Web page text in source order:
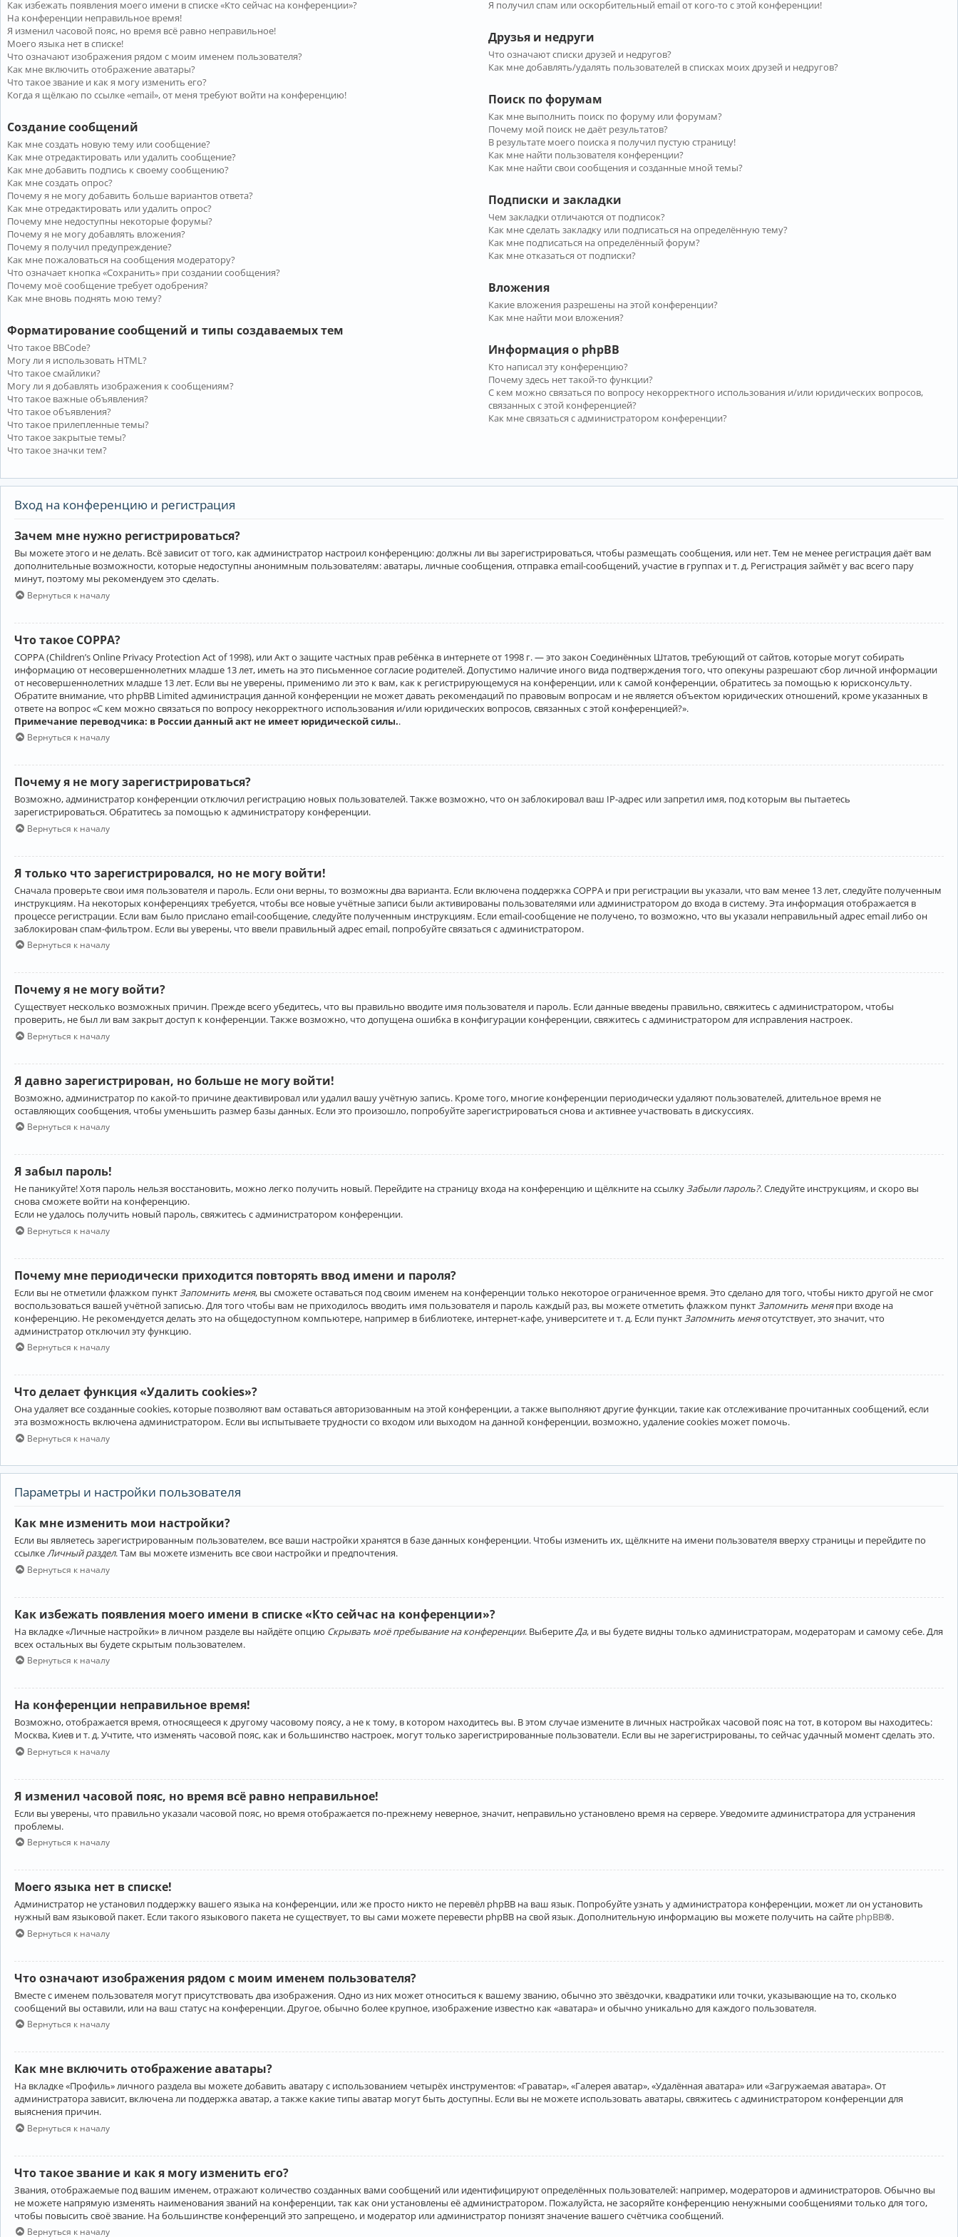
Как избежать появления моего имени в списке «Кто сейчас на конференции»?
На конференции неправильное время!
Я изменил часовой пояс, но время всё равно неправильное!
Моего языка нет в списке!
Что означают изображения рядом с моим именем пользователя?
Как мне включить отображение аватары?
Что такое звание и как я могу изменить его?
Когда я щёлкаю по ссылке «email», от меня требуют войти на конференцию!
Создание сообщений
Как мне создать новую тему или сообщение?
Как мне отредактировать или удалить сообщение?
Как мне добавить подпись к своему сообщению?
Как мне создать опрос?
Почему я не могу добавить больше вариантов ответа?
Как мне отредактировать или удалить опрос?
Почему мне недоступны некоторые форумы?
Почему я не могу добавлять вложения?
Почему я получил предупреждение?
Как мне пожаловаться на сообщения модератору?
Что означает кнопка «Сохранить» при создании сообщения?
Почему моё сообщение требует одобрения?
Как мне вновь поднять мою тему?
Форматирование сообщений и типы создаваемых тем
Что такое BBCode?
Могу ли я использовать HTML?
Что такое смайлики?
Могу ли я добавлять изображения к сообщениям?
Что такое важные объявления?
Что такое объявления?
Что такое прилепленные темы?
Что такое закрытые темы?
Что такое значки тем?
Я получил спам или оскорбительный email от кого-то с этой конференции!
Друзья и недруги
Что означают списки друзей и недругов?
Как мне добавлять/удалять пользователей в списках моих друзей и недругов?
Поиск по форумам
Как мне выполнить поиск по форуму или форумам?
Почему мой поиск не даёт результатов?
В результате моего поиска я получил пустую страницу!
Как мне найти пользователя конференции?
Как мне найти свои сообщения и созданные мной темы?
Подписки и закладки
Чем закладки отличаются от подписок?
Как мне сделать закладку или подписаться на определённую тему?
Как мне подписаться на определённый форум?
Как мне отказаться от подписки?
Вложения
Какие вложения разрешены на этой конференции?
Как мне найти мои вложения?
Информация о phpBB
Кто написал эту конференцию?
Почему здесь нет такой-то функции?
С кем можно связаться по вопросу некорректного использования и/или юридических вопросов,
связанных с этой конференцией?
Как мне связаться с администратором конференции?
Вход на конференцию и регистрация
Зачем мне нужно регистрироваться?
Вы можете этого и не делать. Всё зависит от того, как администратор настроил конференцию: должны ли вы зарегистрироваться, чтобы размещать сообщения, или нет. Тем не менее регистрация даёт вам
дополнительные возможности, которые недоступны анонимным пользователям: аватары, личные сообщения, отправка email-сообщений, участие в группах и т. д. Регистрация займёт у вас всего пару
минут, поэтому мы рекомендуем это сделать.
Вернуться к началу
Что такое COPPA?
COPPA (Children’s Online Privacy Protection Act of 1998), или Акт о защите частных прав ребёнка в интернете от 1998 г. — это закон Соединённых Штатов, требующий от сайтов, которые могут собирать
информацию от несовершеннолетних младше 13 лет, иметь на это письменное согласие родителей. Допустимо наличие иного вида подтверждения того, что опекуны разрешают сбор личной информации
от несовершеннолетних младше 13 лет. Если вы не уверены, применимо ли это к вам, как к регистрирующемуся на конференции, или к самой конференции, обратитесь за помощью к юрисконсульту.
Обратите внимание, что phpBB Limited администрация данной конференции не может давать рекомендаций по правовым вопросам и не является объектом юридических отношений, кроме указанных в
ответе на вопрос «С кем можно связаться по вопросу некорректного использования и/или юридических вопросов, связанных с этой конференцией?».
Примечание переводчика: в России данный акт не имеет юридической силы..
Вернуться к началу
Почему я не могу зарегистрироваться?
Возможно, администратор конференции отключил регистрацию новых пользователей. Также возможно, что он заблокировал ваш IP-адрес или запретил имя, под которым вы пытаетесь
зарегистрироваться. Обратитесь за помощью к администратору конференции.
Вернуться к началу
Я только что зарегистрировался, но не могу войти!
Сначала проверьте свои имя пользователя и пароль. Если они верны, то возможны два варианта. Если включена поддержка COPPA и при регистрации вы указали, что вам менее 13 лет, следуйте полученным
инструкциям. На некоторых конференциях требуется, чтобы все новые учётные записи были активированы пользователями или администратором до входа в систему. Эта информация отображается в
процессе регистрации. Если вам было прислано email-сообщение, следуйте полученным инструкциям. Если email-сообщение не получено, то возможно, что вы указали неправильный адрес email либо он
заблокирован спам-фильтром. Если вы уверены, что ввели правильный адрес email, попробуйте связаться с администратором.
Вернуться к началу
Почему я не могу войти?
Существует несколько возможных причин. Прежде всего убедитесь, что вы правильно вводите имя пользователя и пароль. Если данные введены правильно, свяжитесь с администратором, чтобы
проверить, не был ли вам закрыт доступ к конференции. Также возможно, что допущена ошибка в конфигурации конференции, свяжитесь с администратором для исправления настроек.
Вернуться к началу
Я давно зарегистрирован, но больше не могу войти!
Возможно, администратор по какой-то причине деактивировал или удалил вашу учётную запись. Кроме того, многие конференции периодически удаляют пользователей, длительное время не
оставляющих сообщения, чтобы уменьшить размер базы данных. Если это произошло, попробуйте зарегистрироваться снова и активнее участвовать в дискуссиях.
Вернуться к началу
Я забыл пароль!
Не паникуйте! Хотя пароль нельзя восстановить, можно легко получить новый. Перейдите на страницу входа на конференцию и щёлкните на ссылкуЗабыли пароль?. Следуйте инструкциям, и скоро вы
снова сможете войти на конференцию.
Если не удалось получить новый пароль, свяжитесь с администратором конференции.
Вернуться к началу
Почему мне периодически приходится повторять ввод имени и пароля?
Если вы не отметили флажком пункт Запомнить меня, вы сможете оставаться под своим именем на конференции только некоторое ограниченное время. Это сделано для того, чтобы никто другой не смог
воспользоваться вашей учётной записью. Для того чтобы вам не приходилось вводить имя пользователя и пароль каждый раз, вы можете отметить флажком пункт Запомнить меняпри входе на
конференцию. Не рекомендуется делать это на общедоступном компьютере, например в библиотеке, интернет-кафе, университете и т. д. Если пункт Запомнить меняотсутствует, это значит, что
администратор отключил эту функцию.
Вернуться к началу
Что делает функция «Удалить cookies»?
Она удаляет все созданные cookies, которые позволяют вам оставаться авторизованным на этой конференции, а также выполняют другие функции, такие как отслеживание прочитанных сообщений, если
эта возможность включена администратором. Если вы испытываете трудности со входом или выходом на данной конференции, возможно, удаление cookies может помочь.
Вернуться к началу
Параметры и настройки пользователя
Как мне изменить мои настройки?
Если вы являетесь зарегистрированным пользователем, все ваши настройки хранятся в базе данных конференции. Чтобы изменить их, щёлкните на имени пользователя вверху страницы и перейдите по
ссылкеЛичный раздел. Там вы можете изменить все свои настройки и предпочтения.
Вернуться к началу
Как избежать появления моего имени в списке «Кто сейчас на конференции»?
На вкладке «Личные настройки» в личном разделе вы найдёте опцию Скрывать моё пребывание на конференции. Выберите Да, и вы будете видны только администраторам, модераторам и самому себе. Для
всех остальных вы будете скрытым пользователем.
Вернуться к началу
На конференции неправильное время!
Возможно, отображается время, относящееся к другому часовому поясу, а не к тому, в котором находитесь вы. В этом случае измените в личных настройках часовой пояс на тот, в котором вы находитесь:
Москва, Киев и т. д. Учтите, что изменять часовой пояс, как и большинство настроек, могут только зарегистрированные пользователи. Если вы не зарегистрированы, то сейчас удачный момент сделать это.
Вернуться к началу
Я изменил часовой пояс, но время всё равно неправильное!
Если вы уверены, что правильно указали часовой пояс, но время отображается по-прежнему неверное, значит, неправильно установлено время на сервере. Уведомите администратора для устранения
проблемы.
Вернуться к началу
Моего языка нет в списке!
Администратор не установил поддержку вашего языка на конференции, или же просто никто не перевёл phpBB на ваш язык. Попробуйте узнать у администратора конференции, может ли он установить
нужный вам языковой пакет. Если такого языкового пакета не существует, то вы сами можете перевести phpBB на свой язык. Дополнительную информацию вы можете получить на сайте phpBB®.
Вернуться к началу
Что означают изображения рядом с моим именем пользователя?
Вместе с именем пользователя могут присутствовать два изображения. Одно из них может относиться к вашему званию, обычно это звёздочки, квадратики или точки, указывающие на то, сколько
сообщений вы оставили, или на ваш статус на конференции. Другое, обычно более крупное, изображение известно как «аватара» и обычно уникально для каждого пользователя.
Вернуться к началу
Как мне включить отображение аватары?
На вкладке «Профиль» личного раздела вы можете добавить аватару с использованием четырёх инструментов: «Граватар», «Галерея аватар», «Удалённая аватара» или «Загружаемая аватара». От
администратора зависит, включена ли поддержка аватар, а также какие типы аватар могут быть доступны. Если вы не можете использовать аватары, свяжитесь с администратором конференции для
выяснения причин.
Вернуться к началу
Что такое звание и как я могу изменить его?
Звания, отображаемые под вашим именем, отражают количество созданных вами сообщений или идентифицируют определённых пользователей: например, модераторов и администраторов. Обычно вы
не можете напрямую изменять наименования званий на конференции, так как они установлены её администратором. Пожалуйста, не засоряйте конференцию ненужными сообщениями только для того,
чтобы повысить своё звание. На большинстве конференций это запрещено, и модератор или администратор понизят значение вашего счётчика сообщений.
Вернуться к началу